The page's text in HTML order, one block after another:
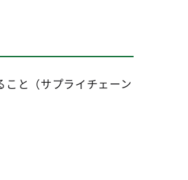
と（サプライチェーン